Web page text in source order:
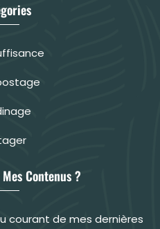
Contenus ?
courant de mes dernières